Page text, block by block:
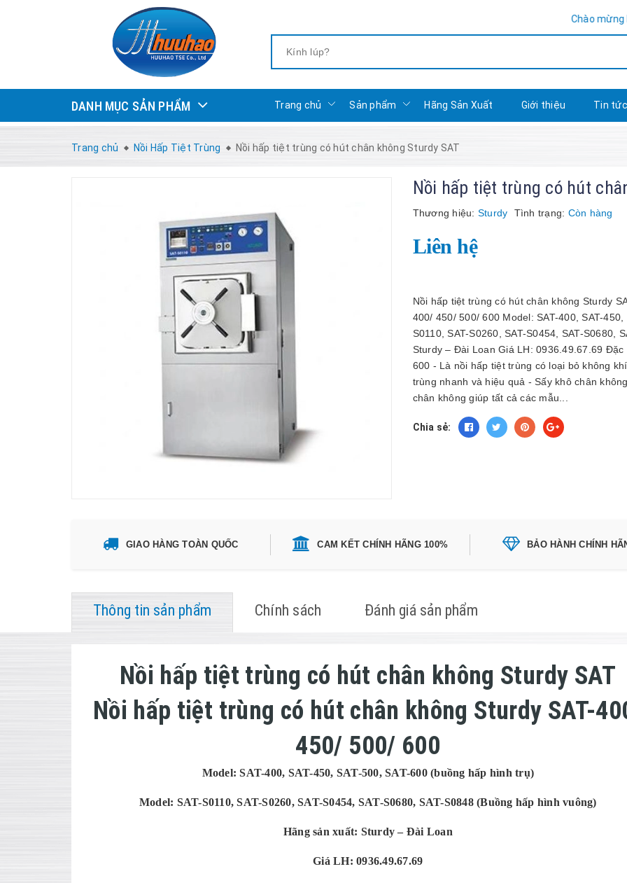
Chào mừng bạn đến
DANH MỤC SẢN PHẨM Trang chủ Sản phẩm Hãng Sản Xuất Giới thiệu Tin tức
Trang chủ Nồi Hấp Tiệt Trùng Nồi hấp tiệt trùng có hút chân không Sturdy SAT
Nồi hấp tiệt trùng có hút
Thương hiệu: Sturdy Tình trạng: Còn hàng
Liên hệ
Nồi hấp tiệt trùng có hút chân không Sturdy
400/ 450/ 500/ 600 Model: SAT-400, SAT-
S0110, SAT-S0260, SAT-S0454, SAT-S0680,
Sturdy – Đài Loan Giá LH: 0936.49.67.69
600 - Là nồi hấp tiệt trùng có loại bỏ không
trùng nhanh và hiệu quả - Sấy khô chân
chân không giúp tất cả các mẫu...
Chia sẻ:
GIAO HÀNG TOÀN QUỐC CAM KẾT CHÍNH HÃNG 100% BẢO HÀNH CHÍNH
Thông tin sản phẩm Chính sách Đánh giá sản phẩm
Nồi hấp tiệt trùng có hút chân không Sturdy SAT
Nồi hấp tiệt trùng có hút chân không Sturdy SAT-
450/ 500/ 600
Model:SAT-400, SAT-450, SAT-500, SAT-600 (buồng hấp hình trụ)
Model: SAT-S0110, SAT-S0260, SAT-S0454, SAT-S0680, SAT-S0848 (Buồng hấp hình vuông)
Hãng sản xuất: Sturdy – Đài Loan
Giá LH: 0936.49.67.69